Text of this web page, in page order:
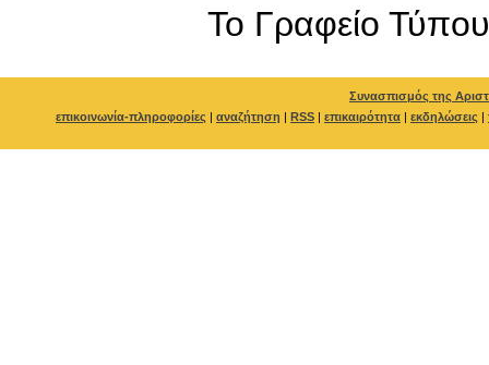
To Γραφείο Τύπου
Συνασπισμός της
επικοινωνία-πληροφορίες | αναζήτηση | RSS | επικαιρότητα | εκδηλώσεις |